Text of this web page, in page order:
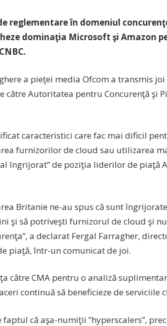
reglementare în domeniul
dominaţia Microsoft şi Amazon
a pieţei media Ofcom a transmis
către Autoritatea pentru Concurenţă şi
caracteristici care fac mai dificil
furnizorilor de cloud sau utilizarea
îngrijorat” de poziţia liderilor de piaţă
Britanie ne-au spus că sunt
şi să potriveşti furnizorul de cloud şi
a declarat Fergal Farragher,
piaţă, într-un comunicat de joi.
către CMA pentru o analiză
continuă să beneficieze de serviciile
că aşa-numiţii ”hyperscalers”,